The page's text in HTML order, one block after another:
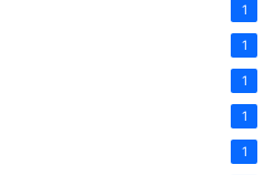
1
1
1
1
1